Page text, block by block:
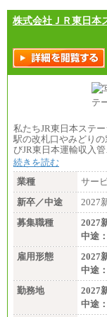
株式会社ＪＲ東日本
私たちJR東日本ステ
駅の改札口やみどり
びJR東日本運輸収入
続きを読む
業種
サー
新卒／中途
2027
募集職種
2027
中途：
雇用形態
2027
中途：
勤務地
2027
中途：